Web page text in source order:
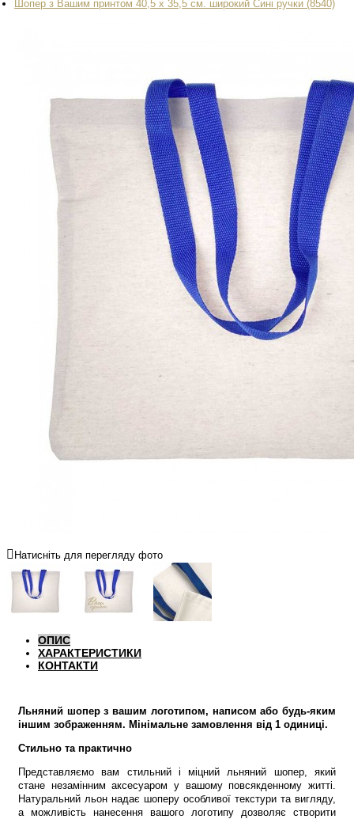
Шопер з Вашим принтом 40,5 х 35,5 см. широкий Сині ручки (8540)
Натисніть для перегляду фото
ОПИС
ХАРАКТЕРИСТИКИ
КОНТАКТИ
Льняний шопер з вашим логотипом, написом або будь-яким
іншим зображенням. Мінімальне замовлення від 1 одиниці.
Стильно та практично
Представляємо вам стильний і міцний льняний шопер, який
стане незамінним аксесуаром у вашому повсякденному житті.
Натуральний льон надає шоперу особливої текстури та вигляду,
а можливість нанесення вашого логотипу дозволяє створити